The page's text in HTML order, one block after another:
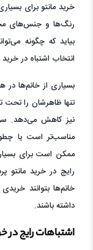
خرید مانتو برای
رنگ‌ها و جنس‌های
بیاید که چگونه
انتخاب اشتباه در خرید
بسیاری از خانم‌ها در
تنها ظاهرشان را تحت
نیز کاهش می‌دهد.
مناسب‌تر است یا
ممکن است برای
رایج در خرید مانتو
خانم‌ها بتوانند
داشته باشند.
اشتباهات رایج در